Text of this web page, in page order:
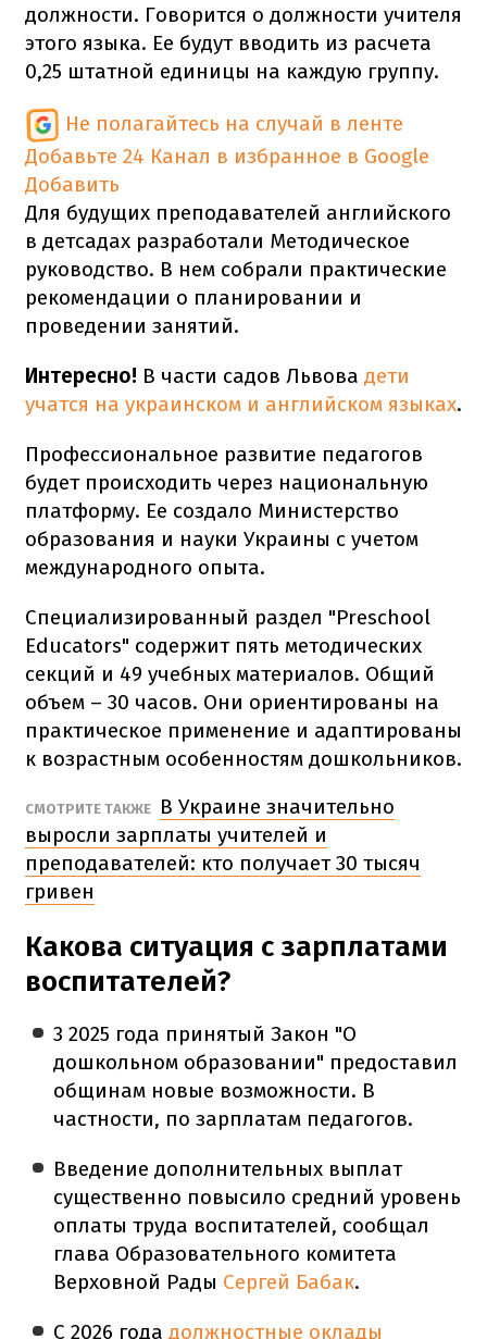
должности. Говорится о должности учителя
этого языка. Ее будут вводить из расчета
0,25 штатной единицы на каждую группу.
Не полагайтесь на случай в ленте
Добавьте 24 Канал в избранное в Google
Добавить
Для будущих преподавателей английского
в детсадах разработали Методическое
руководство. В нем собрали практические
рекомендации о планировании и
проведении занятий.
Интересно! В части садов Львова дети
учатся на украинском и английском языках.
Профессиональное развитие педагогов
будет происходить через национальную
платформу. Ее создало Министерство
образования и науки Украины с учетом
международного опыта.
Специализированный раздел "Preschool
Educators" содержит пять методических
секций и 49 учебных материалов. Общий
объем – 30 часов. Они ориентированы на
практическое применение и адаптированы
к возрастным особенностям дошкольников.
СМОТРИТЕ ТАКЖЕ
В Украине значительно
выросли зарплаты учителей и
преподавателей: кто получает 30 тысяч
гривен
Какова ситуация с зарплатами
воспитателей?
3 2025 года принятый Закон "О
дошкольном образовании" предоставил
общинам новые возможности. В
частности, по зарплатам педагогов.
Введение дополнительных выплат
существенно повысило средний уровень
оплаты труда воспитателей, сообщал
глава Образовательного комитета
Верховной Рады Сергей Бабак.
С 2026 годадолжностные оклады